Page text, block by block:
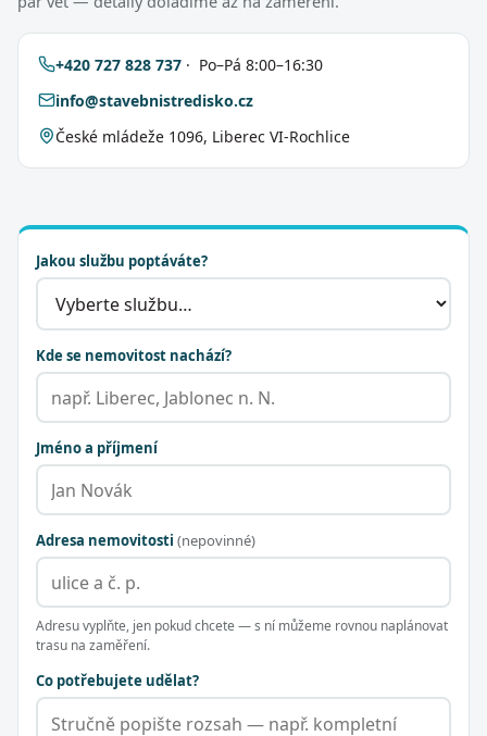
+420 727 828 737 · Po–Pá 8:00–16:30
info@stavebnistredisko.cz
České mládeže 1096, Liberec VI-Rochlice
Jakou službu poptáváte?
Kde se nemovitost nachází?
Jméno a příjmení
Adresa nemovitosti (nepovinné)
Adresu vyplňte, jen pokud chcete — s ní můžeme rovnou naplánovat
trasu na zaměření.
Co potřebujete udělat?